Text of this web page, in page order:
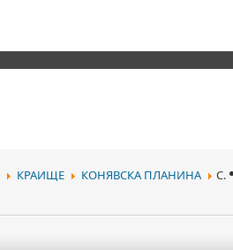
КРАИЩЕ КОНЯВСКА ПЛАНИНА
С.